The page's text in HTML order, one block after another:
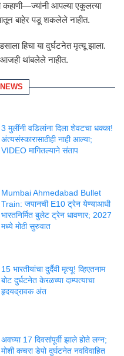
कहाणी—ज्यांनी आपल्या एकुलत्या
बाहेर पडू शकलेले नाहीत.
हिचा या दुर्घटनेत मृत्यू झाला.
थांबलेले नाहीत.
3 मुलींनी वडिलांना दिला शेवटचा धक्का!
अंत्यसंस्कारासाठीही नाही आल्या;
VIDEO मागितल्याने संताप
Mumbai Ahmedabad Bullet
Train: जपानची E10 ट्रेन येण्याआधी
भारतनिर्मित बुलेट ट्रेन धावणार; 2027
मध्ये मोठी सुरुवात
15 भारतीयांचा दुर्दैवी मृत्यू! व्हिएतनाम
बोट दुर्घटनेत केरळच्या दाम्पत्याचा
हृदयद्रावक अंत
अवघ्या 17 दिवसांपूर्वी झाले होते लग्न;
मोशी कचरा डेपो दुर्घटनेत नवविवाहित